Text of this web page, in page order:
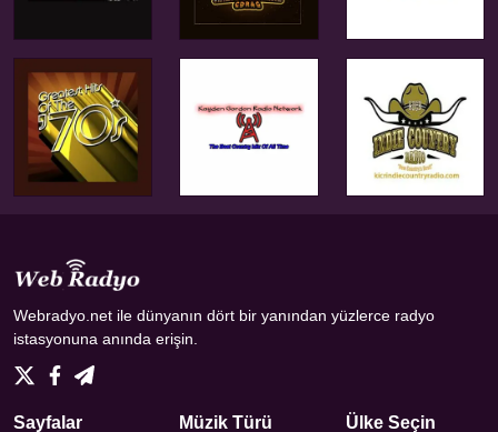
Webradyo.net ile dünyanın dört bir yanından yüzlerce radyo
istasyonuna anında erişin.
Sayfalar Müzik Türü Ülke Seçin